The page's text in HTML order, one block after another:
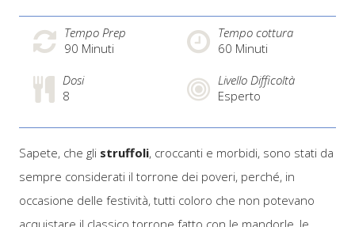
Tempo Prep
90 Minuti
Tempo cottura
60 Minuti
Dosi
8
Livello Difficoltà
Esperto
Sapete, che gli struffoli, croccanti e morbidi, sono stati da
sempre considerati il torrone dei poveri, perché, in
occasione delle festività, tutti coloro che non potevano
acquistare il classico torrone fatto con le mandorle, le